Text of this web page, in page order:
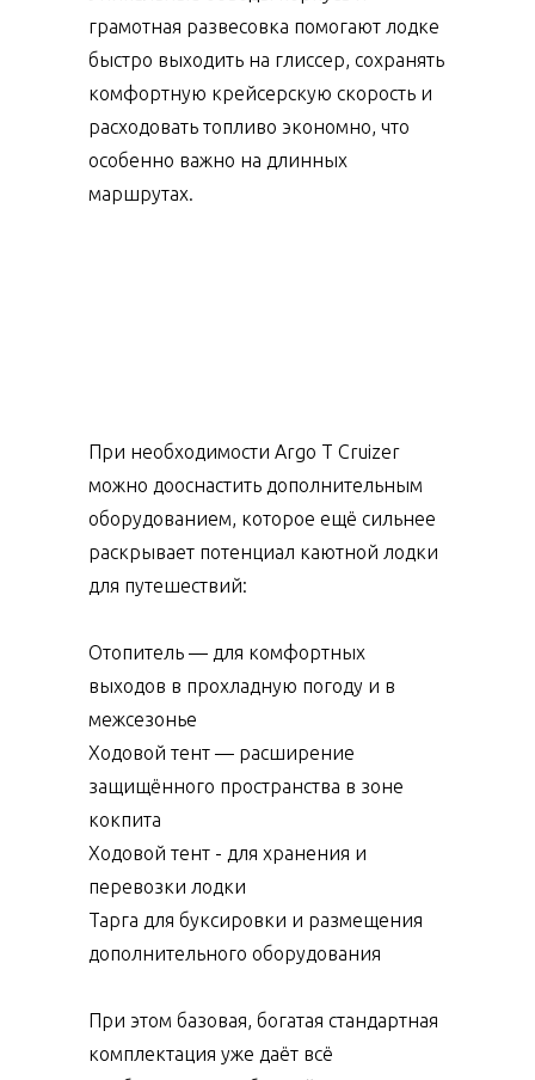
грамотная развесовка помогают лодке
быстро выходить на глиссер, сохранять
комфортную крейсерскую скорость и
расходовать топливо экономно, что
особенно важно на длинных
маршрутах.
При необходимости Argo T Cruizer
можно дооснастить дополнительным
оборудованием, которое ещё сильнее
раскрывает потенциал каютной лодки
для путешествий:
Отопитель — для комфортных
выходов в прохладную погоду и в
межсезонье
Ходовой тент — расширение
защищённого пространства в зоне
кокпита
Ходовой тент - для хранения и
перевозки лодки
Тарга для буксировки и размещения
дополнительного оборудования
При этом базовая, богатая стандартная
комплектация уже даёт всё